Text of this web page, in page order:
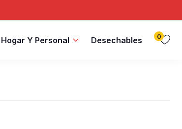
Hogar Y Personal Desechables 0